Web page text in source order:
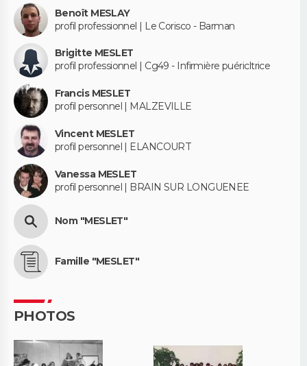
Benoît MESLAY
profil professionnel | Le Corisco - Barman
Brigitte MESLET
profil professionnel | Cg49 - Infirmière puéricltrice
Francis MESLET
profil personnel | MALZEVILLE
Vincent MESLET
profil personnel | ELANCOURT
Vanessa MESLET
profil personnel | BRAIN SUR LONGUENEE
Nom "MESLET"
Famille "MESLET"
PHOTOS